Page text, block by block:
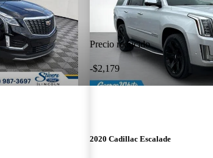
Precio reducido
-$2,179
2020 Cadillac Escalade